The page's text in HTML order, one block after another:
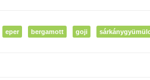
eper bergamott goji